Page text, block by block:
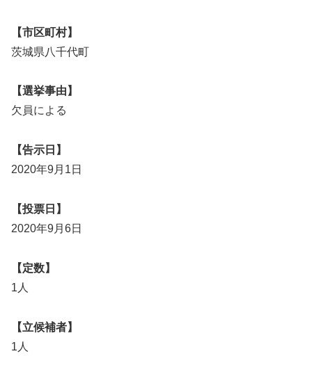
【市区町村】
茨城県八千代町
【選挙事由】
欠員による
【告示日】
2020年9月1日
【投票日】
2020年9月6日
【定数】
1人
【立候補者】
1人